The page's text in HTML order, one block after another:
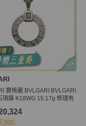
寶格麗 BVLGARI BVLGARI
項鍊 K18WG 15.17g 修理有
200